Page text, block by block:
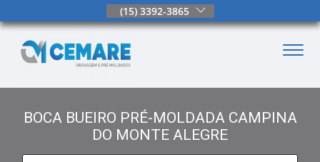
(15) 3392-3865
BOCA BUEIRO PRÉ-MOLDADA CAMPINA
DO MONTE ALEGRE